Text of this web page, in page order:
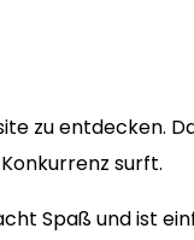
zu entdecken.
surft.
Spaß und ist